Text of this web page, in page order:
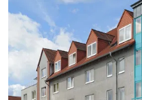
Für 3 Tage